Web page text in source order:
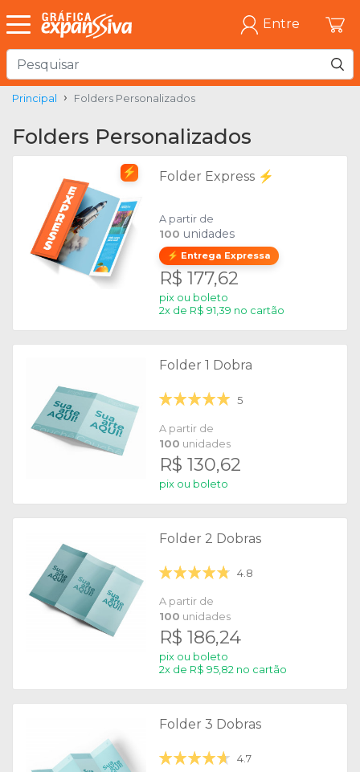
Entre
Principal Folders Personalizados
Folders Personalizados
⚡ Folder Express ⚡
A partir de
100 unidades
⚡ Entrega Expressa
R$ 177,62
pix ou boleto
2x de R$ 91,39 no cartão
Folder 1 Dobra
5
A partir de
100 unidades
R$ 130,62
pix ou boleto
Folder 2 Dobras
4.8
A partir de
100 unidades
R$ 186,24
pix ou boleto
2x de R$ 95,82 no cartão
Folder 3 Dobras
4.7